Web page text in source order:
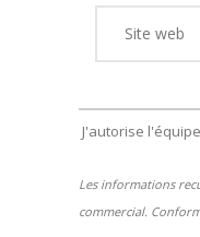
J'autorise
Les informations
commercial.